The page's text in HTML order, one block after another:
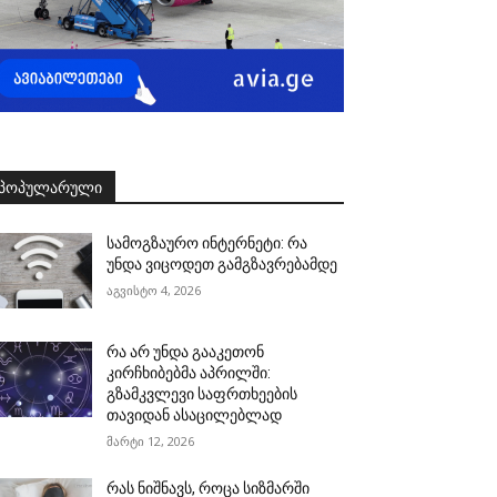
სამოგზაურო ინტერნეტი: რა
უნდა ვიცოდეთ გამგზავრებამდე
აგვისტო 4, 2026
რა არ უნდა გააკეთონ
კირჩხიბებმა აპრილში:
გზამკვლევი საფრთხეების
თავიდან ასაცილებლად
მარტი 12, 2026
რას ნიშნავს, როცა სიზმარში